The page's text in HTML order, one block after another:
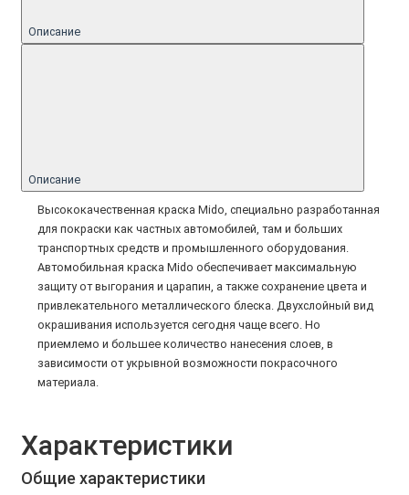
Описание
Описание
Высококачественная краска Mido, специально разработанная
для покраски как частных автомобилей, там и больших
транспортных средств и промышленного оборудования.
Автомобильная краска Mido обеспечивает максимальную
защиту от выгорания и царапин, а также сохранение цвета и
привлекательного металлического блеска. Двухслойный вид
окрашивания используется сегодня чаще всего. Но
приемлемо и большее количество нанесения слоев, в
зависимости от укрывной возможности покрасочного
материала.
Характеристики
Общие характеристики